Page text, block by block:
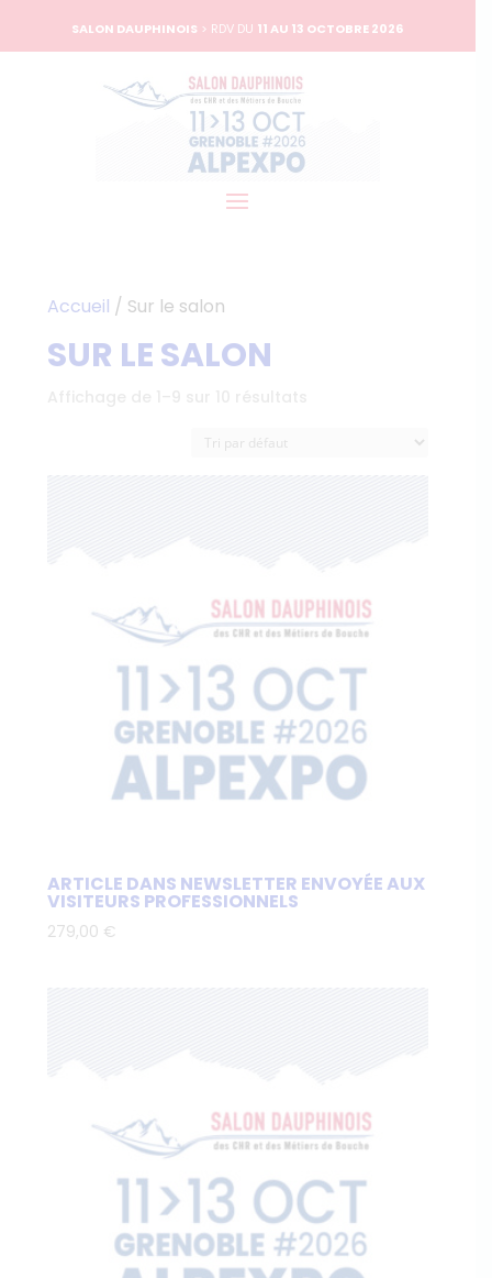
SALON DAUPHINOIS > RDV DU 11 AU 13 OCTOBRE 2026
Accueil / Sur le salon
SUR LE SALON
ARTICLE DANS NEWSLETTER ENVOYÉE AUX
VISITEURS PROFESSIONNELS
279,00 €